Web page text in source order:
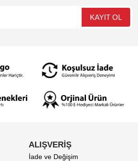
ALIŞVERİŞ
İade ve Değişim